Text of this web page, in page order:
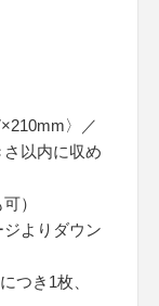
〉／
以内に収め
）
よりダウン
つき1枚、